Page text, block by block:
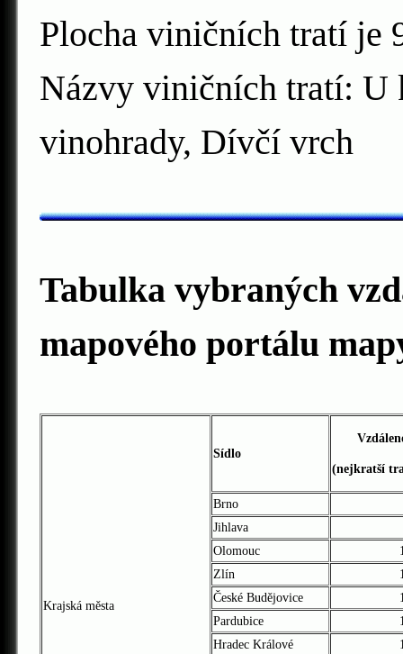
Plocha viničních tratí je
Názvy viničních tratí: U
vinohrady, Dívčí vrch
Tabulka vybraných
mapového portálu
Krajská města
Sídlo
(nejkratší
Brno
Jihlava
Olomouc
Zlín
České Budějovice
Pardubice
Hradec Králové